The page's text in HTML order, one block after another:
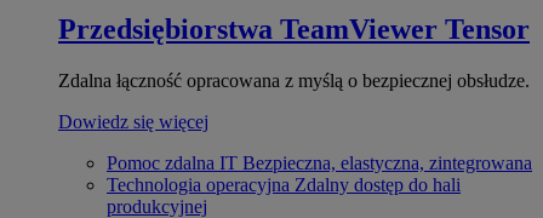
Przedsiębiorstwa TeamViewer Tensor
Zdalna łączność opracowana z myślą o bezpiecznej obsłudze.
Dowiedz się więcej
Pomoc zdalna IT Bezpieczna, elastyczna, zintegrowana
Technologia operacyjna Zdalny dostęp do hali
produkcyjnej